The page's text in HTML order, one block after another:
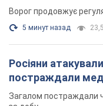
Ворог продовжує
5 минут назад
Росіяни
постраждали
Загалом постраждали